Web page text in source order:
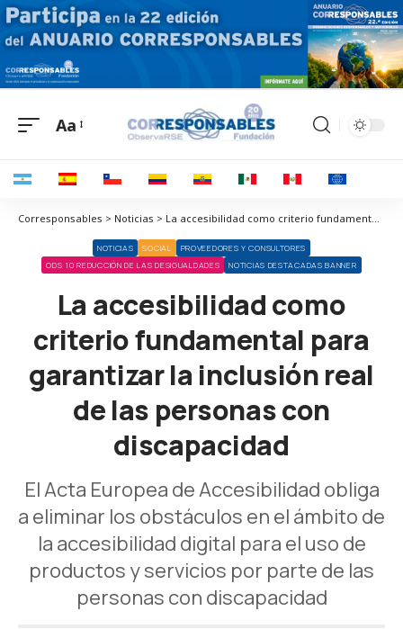
Aa
Corresponsables > Noticias > La accesibilidad como criterio fundamental para garantizar la inclusión real de las personas con discapacidad
NOTICIAS SOCIAL
PROVEEDORES Y CONSULTORES
ODS 10 REDUCCIÓN DE LAS DESIGUALDADES
NOTICIAS DESTACADAS BANNER
La accesibilidad como
criterio fundamental para
garantizar la inclusión real
de las personas con
discapacidad
El Acta Europea de Accesibilidad obliga
a eliminar los obstáculos en el ámbito de
la accesibilidad digital para el uso de
productos y servicios por parte de las
personas con discapacidad